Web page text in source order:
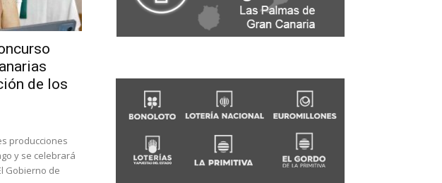
de los
producciones
y se celebrará
Gobierno de